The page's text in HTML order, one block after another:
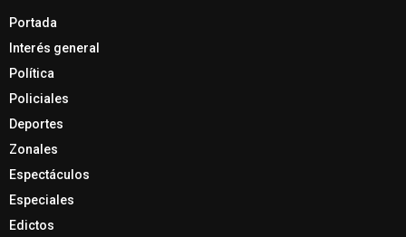
Portada
Interés general
Política
Policiales
Deportes
Zonales
Espectáculos
Especiales
Edictos